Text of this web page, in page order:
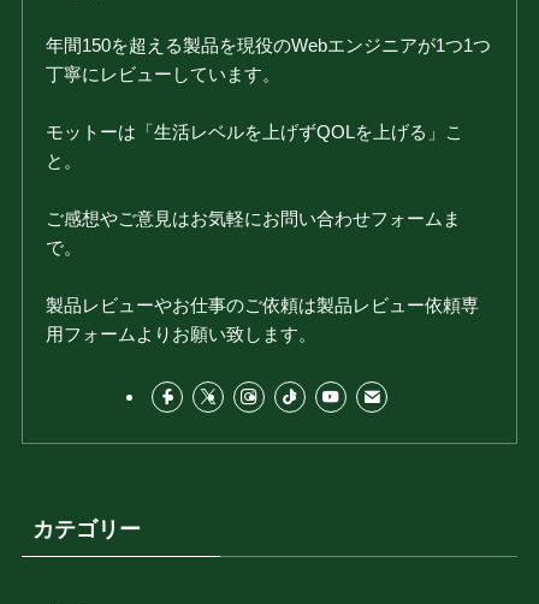
年間150を超える製品を現役のWebエンジニアが1つ1つ
丁寧にレビューしています。
モットーは「生活レベルを上げずQOLを上げる」こ
と。
ご感想やご意見はお気軽にお問い合わせフォームま
で。
製品レビューやお仕事のご依頼は製品レビュー依頼専
用フォームよりお願い致します。
カテゴリー